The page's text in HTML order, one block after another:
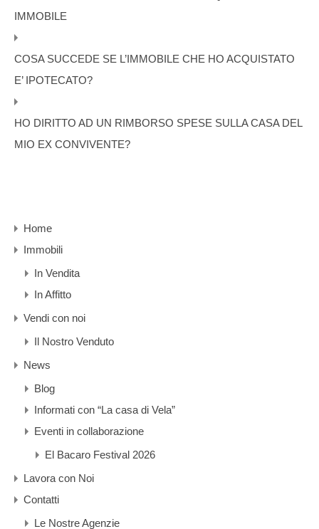
IMMOBILE
COSA SUCCEDE SE L’IMMOBILE CHE HO ACQUISTATO
E’ IPOTECATO?
HO DIRITTO AD UN RIMBORSO SPESE SULLA CASA DEL
MIO EX CONVIVENTE?
Home
Immobili
In Vendita
In Affitto
Vendi con noi
Il Nostro Venduto
News
Blog
Informati con “La casa di Vela”
Eventi in collaborazione
El Bacaro Festival 2026
Lavora con Noi
Contatti
Le Nostre Agenzie